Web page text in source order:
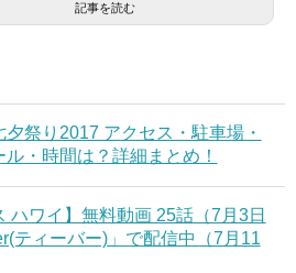
記事を読む
祭り2017 アクセス・駐車場・
ル・時間は？詳細まとめ！
ハワイ】無料動画 25話（7月3日
ティーバー)」で配信中（7月11